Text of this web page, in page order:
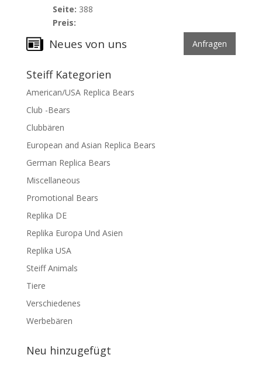
Seite: 388
Preis:
Anfragen
Neues von uns
Steiff Kategorien
American/USA Replica Bears
Club -Bears
Clubbären
European and Asian Replica Bears
German Replica Bears
Miscellaneous
Promotional Bears
Replika DE
Replika Europa Und Asien
Replika USA
Steiff Animals
Tiere
Verschiedenes
Werbebären
Neu hinzugefügt